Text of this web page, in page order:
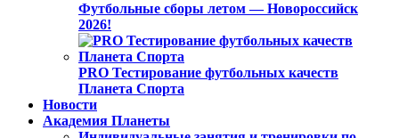
Футбольные сборы летом — Новороссийск
2026!
PRO Тестирование футбольных качеств
Планета Спорта
Новости
Академия Планеты